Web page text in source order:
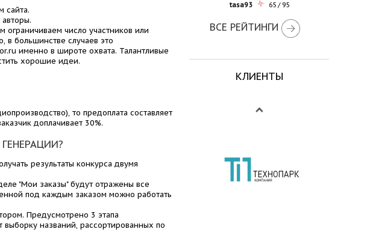
сайта.
ограничиваем число участников или
в большинстве случаев это
именно в широте охвата. Талантливые
хорошие идеи.
то предоплата составляет
доплачивает 30%.
результаты конкурса двумя
"Мои заказы" будут отражены все
под каждым заказом можно работать
Предусмотрено 3 этапа
выборку названий, рассортированных по
tasa93
65 / 95
ВСЕ РЕЙТИНГИ
КЛИЕНТЫ